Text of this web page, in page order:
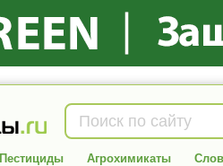
Пестициды Агрохимикаты